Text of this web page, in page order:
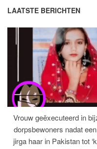
LAATSTE BERICHTEN
Vrouw geëxecuteerd in
dorpsbewoners nadat
jirga haar in Pakistan tot